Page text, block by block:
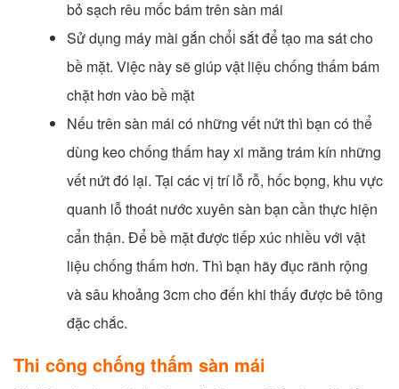
bỏ sạch rêu mốc bám trên sàn mái
Sử dụng máy mài gắn chổi sắt để tạo ma sát cho
bề mặt. Việc này sẽ giúp vật liệu chống thấm bám
chặt hơn vào bề mặt
Nếu trên sàn mái có những vết nứt thì bạn có thể
dùng keo chống thấm hay xi măng trám kín những
vết nứt đó lại. Tại các vị trí lỗ rỗ, hốc bọng, khu vực
quanh lỗ thoát nước xuyên sàn bạn cần thực hiện
cẩn thận. Để bề mặt được tiếp xúc nhiều với vật
liệu chống thấm hơn. Thì bạn hãy đục rãnh rộng
và sâu khoảng 3cm cho đến khi thấy được bê tông
đặc chắc.
Thi công chống thấm sàn mái